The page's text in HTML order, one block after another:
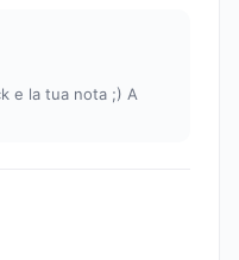
e la tua nota ;) A